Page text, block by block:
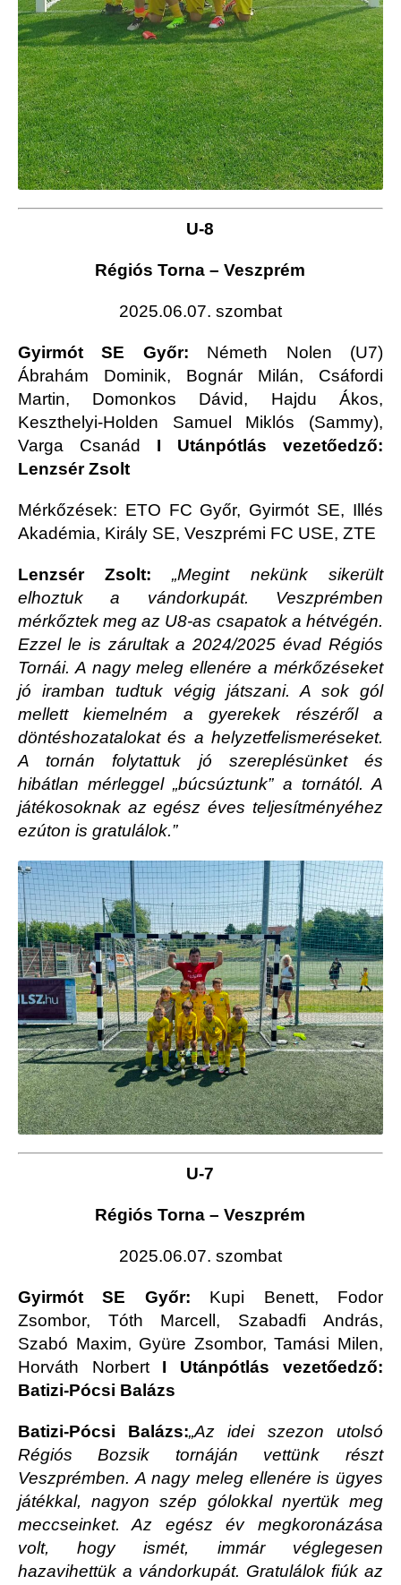
U-8
Régiós Torna – Veszprém
2025.06.07. szombat
Gyirmót SE Győr: Németh Nolen (U7)
Ábrahám Dominik, Bognár Milán, Csáfordi
Martin, Domonkos Dávid, Hajdu Ákos,
Keszthelyi-Holden Samuel Miklós (Sammy),
Varga Csanád I Utánpótlás vezetőedző:
Lenzsér Zsolt
Mérkőzések: ETO FC Győr, Gyirmót SE, Illés
Akadémia, Király SE, Veszprémi FC USE, ZTE
Lenzsér Zsolt:„Megint nekünk sikerült
elhoztuk a vándorkupát. Veszprémben
mérkőztek meg az U8-as csapatok a hétvégén.
Ezzel le is zárultak a 2024/2025 évad Régiós
Tornái. A nagy meleg ellenére a mérkőzéseket
jó iramban tudtuk végig játszani. A sok gól
mellett kiemelném a gyerekek részéről a
döntéshozatalokat és a helyzetfelismeréseket.
A tornán folytattuk jó szereplésünket és
hibátlan mérleggel „búcsúztunk” a tornától. A
játékosoknak az egész éves teljesítményéhez
ezúton is gratulálok.”
U-7
Régiós Torna – Veszprém
2025.06.07. szombat
Gyirmót SE Győr: Kupi Benett, Fodor
Zsombor, Tóth Marcell, Szabadfi András,
Szabó Maxim, Gyüre Zsombor, Tamási Milen,
Horváth Norbert I Utánpótlás vezetőedző:
Batizi-Pócsi Balázs
Batizi-Pócsi Balázs:„Az idei szezon utolsó
Régiós Bozsik tornáján vettünk részt
Veszprémben. A nagy meleg ellenére is ügyes
játékkal, nagyon szép gólokkal nyertük meg
meccseinket. Az egész év megkoronázása
volt, hogy ismét, immár véglegesen
hazavihettük a vándorkupát. Gratulálok fiúk az